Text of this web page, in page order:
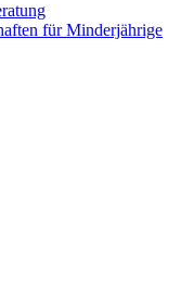
für Minderjährige